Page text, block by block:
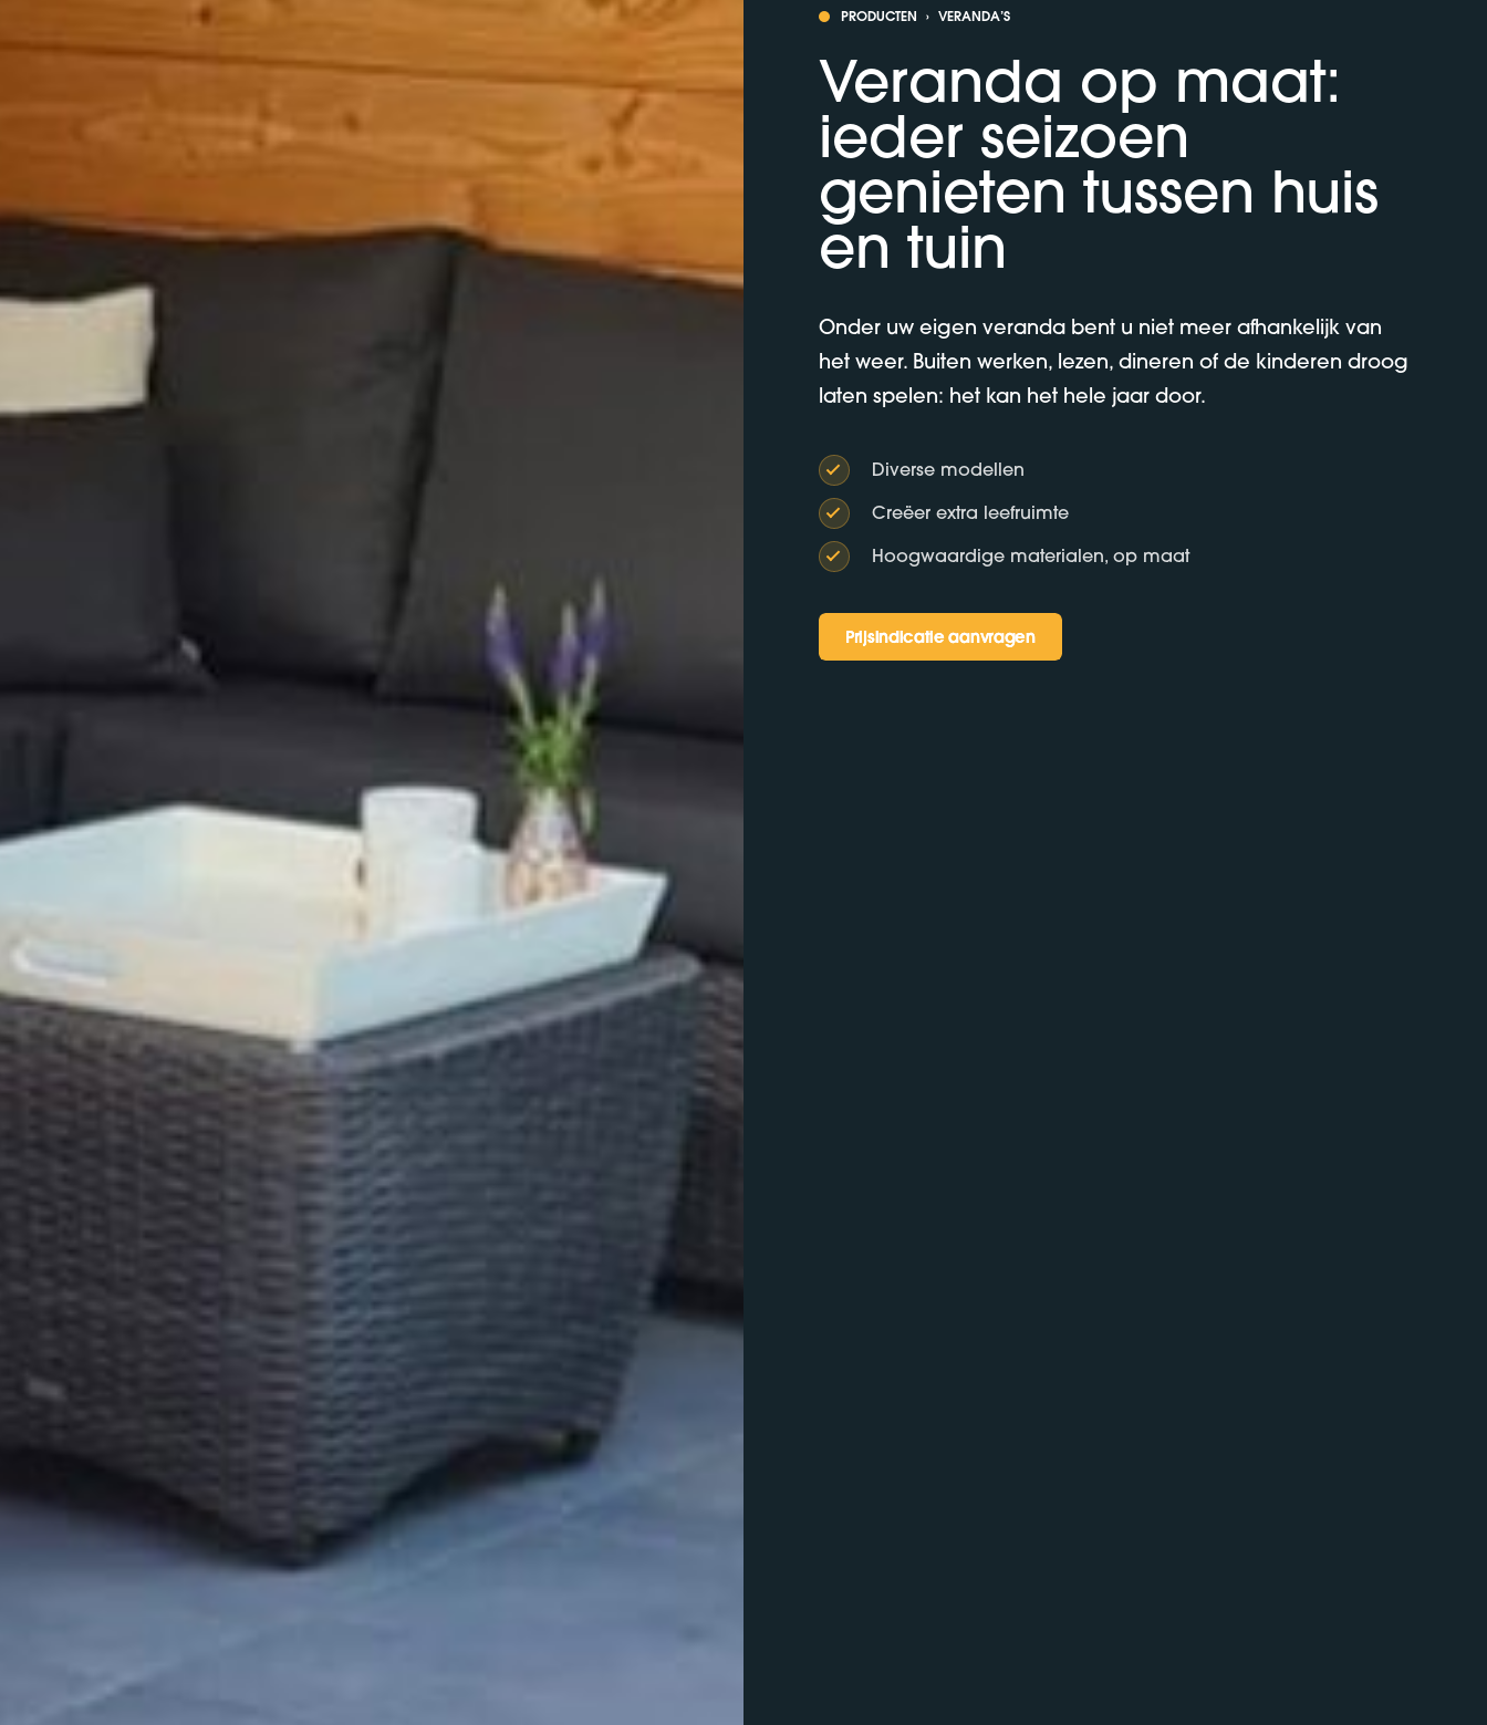
PRODUCTEN › VERANDA’S
Veranda op maat:
ieder seizoen
genieten tussen huis
en tuin
Onder uw eigen veranda bent u niet meer afhankelijk van
het weer. Buiten werken, lezen, dineren of de kinderen droog
laten spelen: het kan het hele jaar door.
Diverse modellen
Creëer extra leefruimte
Hoogwaardige materialen, op maat
Prijsindicatie aanvragen
Prijsindicatie aanvragen